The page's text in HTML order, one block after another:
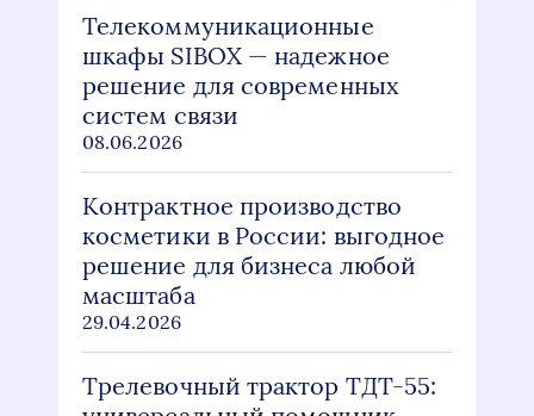
Телекоммуникационные
шкафы SIBOX — надежное
решение для современных
систем связи
08.06.2026
Контрактное производство
косметики в России: выгодное
решение для бизнеса любой
масштаба
29.04.2026
Трелевочный трактор ТДТ-55: